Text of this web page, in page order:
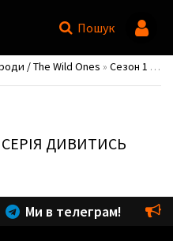
Пошук
/ The Wild Ones » Сезон 1
СЕРІЯ ДИВИТИСЬ
Ми в телеграм!